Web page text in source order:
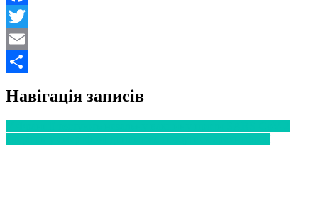
Facebook
Twitter
Email
Навігація записів